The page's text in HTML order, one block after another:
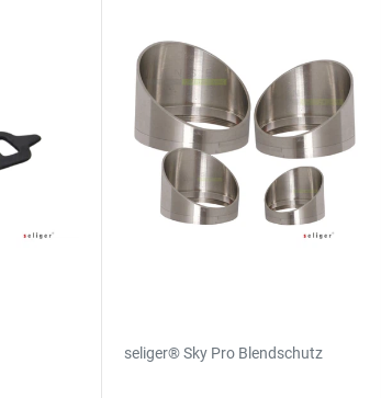
seliger® Sky Pro Blendschutz